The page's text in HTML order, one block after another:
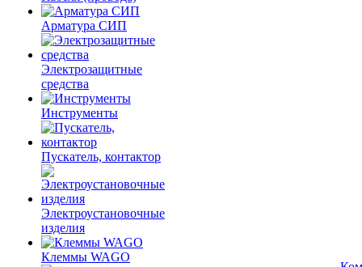
Арматура СИП
Электрозащитные
средства
Инструменты
Пускатель, контактор
Электроустановочные
изделия
Клеммы WAGO